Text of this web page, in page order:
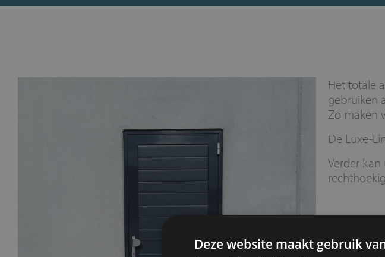
Het totale
gebruiken
Zo maken
De Luxe-
Verder
Deze website maakt gebruik